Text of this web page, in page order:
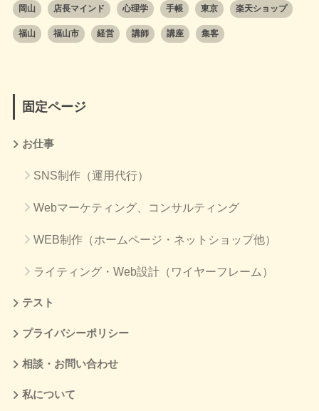
岡山 店長マインド 心理学 手帳 東京 楽天ショップ
福山 福山市 経営 講師 講座 集客
固定ページ
お仕事
SNS制作（運用代行）
Webマーケティング、コンサルティング
WEB制作（ホームページ・ネットショップ他）
ライティング・Web設計（ワイヤーフレーム）
テスト
プライバシーポリシー
相談・お問い合わせ
私について